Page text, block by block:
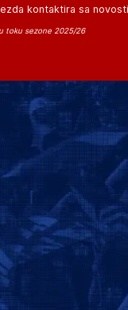
kontaktira sa
toku sezone 2025/26